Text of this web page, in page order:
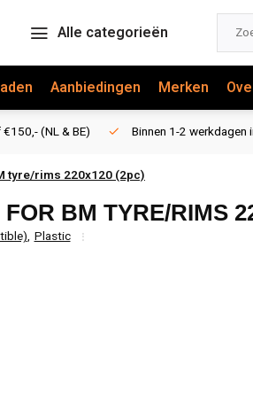
Alle categorieën
Aanbiedingen Merken
(NL & BE) Binnen 1-2 werkdagen
tyre/rims 220x120 (2pc)
BM TYRE/RIMS
, Plastic